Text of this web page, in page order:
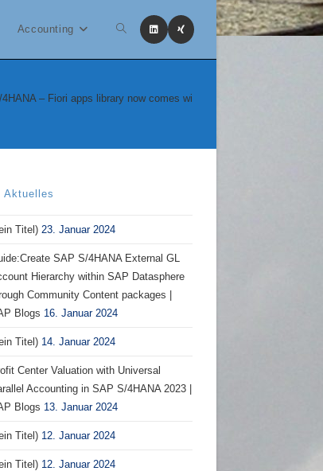
Accounting Website-
umschalten
– Fiori apps library now comes with multi language | SAP
Aktuelles
Titel) 23. Januar 2024
SAP S/4HANA External GL
Hierarchy within SAP Datasphere
Community Content packages |
Blogs 16. Januar 2024
Titel) 14. Januar 2024
Center Valuation with Universal
Accounting in SAP S/4HANA 2023 |
Blogs 13. Januar 2024
Titel) 12. Januar 2024
Titel) 12. Januar 2024